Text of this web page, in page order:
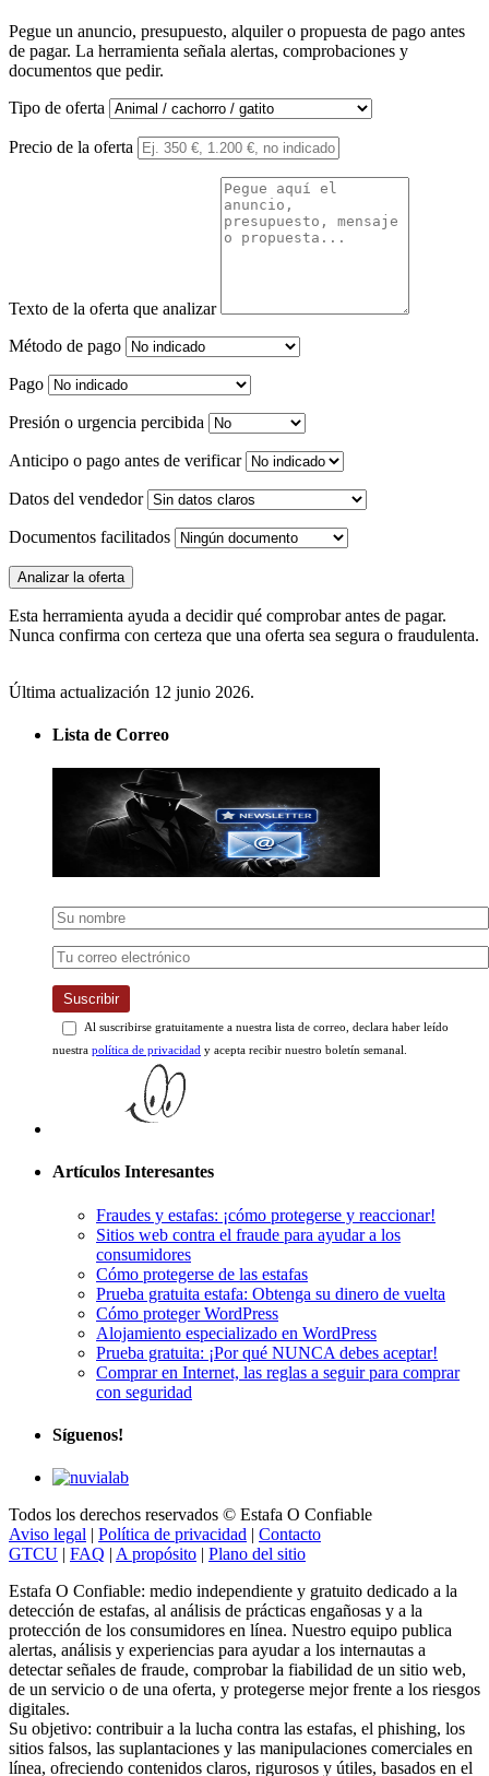
Pegue un anuncio, presupuesto, alquiler o propuesta de pago antes
de pagar. La herramienta señala alertas, comprobaciones y
documentos que pedir.
Tipo de oferta
Precio de la oferta
Texto de la oferta que analizar
Método de pago
Pago
Presión o urgencia percibida
Anticipo o pago antes de verificar
Datos del vendedor
Documentos facilitados
Analizar la oferta
Esta herramienta ayuda a decidir qué comprobar antes de pagar.
Nunca confirma con certeza que una oferta sea segura o fraudulenta.
Última actualización 12 junio 2026.
Lista de Correo
Suscribir
Al suscribirse gratuitamente a nuestra lista de correo, declara haber leído
nuestra política de privacidad y acepta recibir nuestro boletín semanal.
Artículos Interesantes
Fraudes y estafas: ¡cómo protegerse y reaccionar!
Sitios web contra el fraude para ayudar a los
consumidores
Cómo protegerse de las estafas
Prueba gratuita estafa: Obtenga su dinero de vuelta
Cómo proteger WordPress
Alojamiento especializado en WordPress
Prueba gratuita: ¡Por qué NUNCA debes aceptar!
Comprar en Internet, las reglas a seguir para comprar
con seguridad
Síguenos!
Todos los derechos reservados © Estafa O Confiable
Aviso legal | Política de privacidad | Contacto
GTCU | FAQ | A propósito | Plano del sitio
Estafa O Confiable: medio independiente y gratuito dedicado a la
detección de estafas, al análisis de prácticas engañosas y a la
protección de los consumidores en línea. Nuestro equipo publica
alertas, análisis y experiencias para ayudar a los internautas a
detectar señales de fraude, comprobar la fiabilidad de un sitio web,
de un servicio o de una oferta, y protegerse mejor frente a los riesgos
digitales.
Su objetivo: contribuir a la lucha contra las estafas, el phishing, los
sitios falsos, las suplantaciones y las manipulaciones comerciales en
línea, ofreciendo contenidos claros, rigurosos y útiles, basados en el